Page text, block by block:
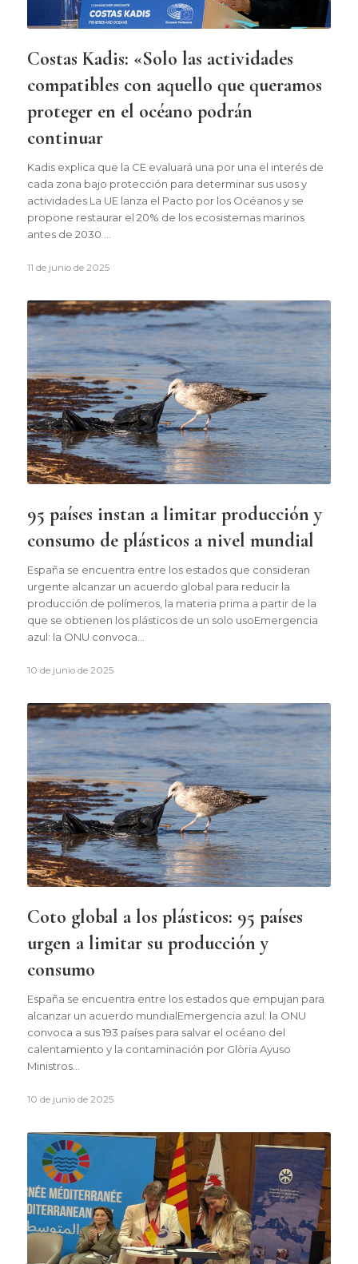
Costas Kadis: «Solo las actividades
compatibles con aquello que queramos
proteger en el océano podrán
continuar
Kadis explica que la CE evaluará una por una el interés de
cada zona bajo protección para determinar sus usos y
actividades La UE lanza el Pacto por los Océanos y se
propone restaurar el 20% de los ecosistemas marinos
antes de 2030 …
11 de junio de 2025
95 países instan a limitar producción y
consumo de plásticos a nivel mundial
España se encuentra entre los estados que consideran
urgente alcanzar un acuerdo global para reducir la
producción de polímeros, la materia prima a partir de la
que se obtienen los plásticos de un solo usoEmergencia
azul: la ONU convoca…
10 de junio de 2025
Coto global a los plásticos: 95 países
urgen a limitar su producción y
consumo
España se encuentra entre los estados que empujan para
alcanzar un acuerdo mundialEmergencia azul: la ONU
convoca a sus 193 países para salvar el océano del
calentamiento y la contaminación por Glòria Ayuso
Ministros…
10 de junio de 2025